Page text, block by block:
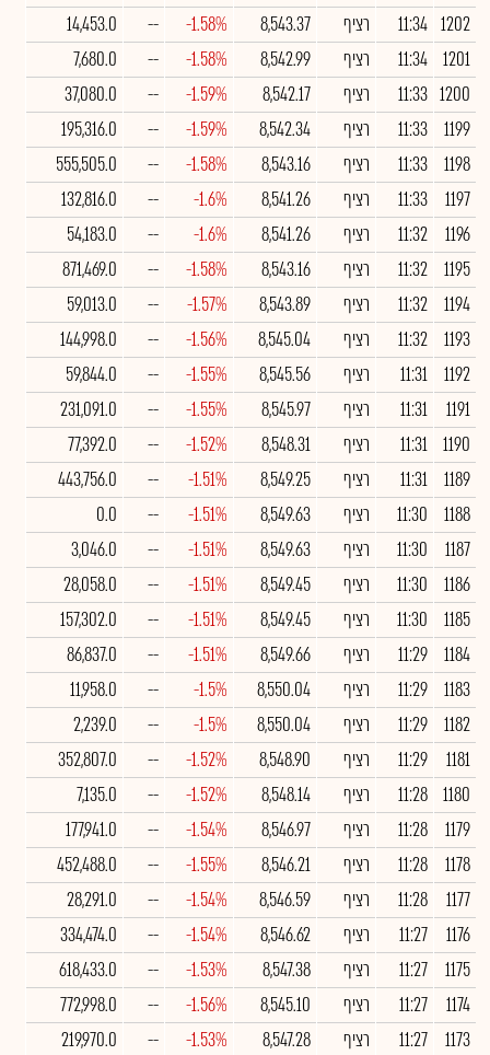
1202
11:34 רציף 8,543.37
-1.58%
--
14,453.0
1201
11:34 רציף 8,542.99
-1.58%
--
7,680.0
1200
11:33 רציף 8,542.17
-1.59%
--
37,080.0
1199
11:33 רציף 8,542.34
-1.59%
--
195,316.0
1198
11:33 רציף 8,543.16
-1.58%
--
555,505.0
1197
11:33 רציף 8,541.26
-1.6%
--
132,816.0
1196
11:32 רציף 8,541.26
-1.6%
--
54,183.0
1195
11:32 רציף 8,543.16
-1.58%
--
871,469.0
1194
11:32 רציף 8,543.89
-1.57%
--
59,013.0
1193
11:32 רציף 8,545.04
-1.56%
--
144,998.0
1192
11:31 רציף 8,545.56
-1.55%
--
59,844.0
1191
11:31 רציף 8,545.97
-1.55%
--
231,091.0
1190
11:31 רציף 8,548.31
-1.52%
--
77,392.0
1189
11:31 רציף 8,549.25
-1.51%
--
443,756.0
1188
11:30 רציף 8,549.63
-1.51%
--
0.0
1187
11:30 רציף 8,549.63
-1.51%
--
3,046.0
1186
11:30 רציף 8,549.45
-1.51%
--
28,058.0
1185
11:30 רציף 8,549.45
-1.51%
--
157,302.0
1184
11:29 רציף 8,549.66
-1.51%
--
86,837.0
1183
11:29 רציף 8,550.04
-1.5%
--
11,958.0
1182
11:29 רציף 8,550.04
-1.5%
--
2,239.0
1181
11:29 רציף 8,548.90
-1.52%
--
352,807.0
1180
11:28 רציף 8,548.14
-1.52%
--
7,135.0
1179
11:28 רציף 8,546.97
-1.54%
--
177,941.0
1178
11:28 רציף 8,546.21
-1.55%
--
452,488.0
1177
11:28 רציף 8,546.59
-1.54%
--
28,291.0
1176
11:27 רציף 8,546.62
-1.54%
--
334,474.0
1175
11:27 רציף 8,547.38
-1.53%
--
618,433.0
1174
11:27 רציף 8,545.10
-1.56%
--
772,998.0
1173
11:27 רציף 8,547.28
-1.53%
--
219,970.0